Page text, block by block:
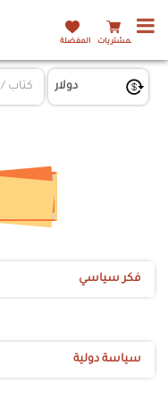
المشتريات المفضلة
فكر سياسي
سياسة دولية